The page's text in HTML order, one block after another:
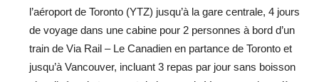
l’aéroport de Toronto (YTZ) jusqu’à la gare centrale, 4 jours
de voyage dans une cabine pour 2 personnes à bord d’un
train de Via Rail – Le Canadien en partance de Toronto et
jusqu’à Vancouver, incluant 3 repas par jour sans boisson